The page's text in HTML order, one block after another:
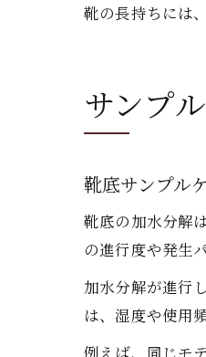
靴の長持ちには
サンプ
靴底サンプル
靴底の加水分解
の進行度や発生
加水分解が進行
は、湿度や使用
例えば、同じモ